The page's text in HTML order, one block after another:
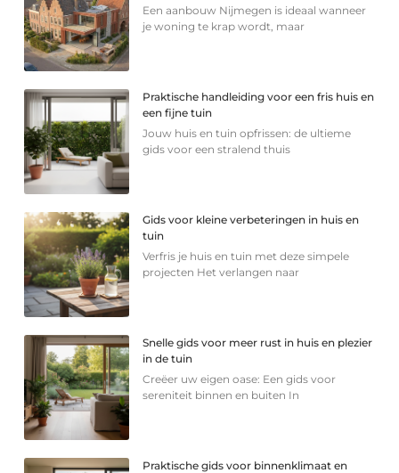
Een aanbouw Nijmegen is ideaal wanneer
je woning te krap wordt, maar
Praktische handleiding voor een fris huis en
een fijne tuin
Jouw huis en tuin opfrissen: de ultieme
gids voor een stralend thuis
Gids voor kleine verbeteringen in huis en
tuin
Verfris je huis en tuin met deze simpele
projecten Het verlangen naar
Snelle gids voor meer rust in huis en plezier
in de tuin
Creëer uw eigen oase: Een gids voor
sereniteit binnen en buiten In
Praktische gids voor binnenklimaat en